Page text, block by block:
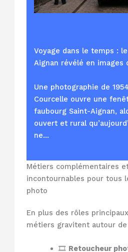
Voyage dans le temps :
Aignan révélé en images
Une photographie de
Courcelle ouvre une
faubourg Saint-Aignan,
ouvert et rural
ne…
Métiers complémentaires
incontournables pour tous
photo
En plus des rôles
métiers gravitent autour
🎞️ Retoucheur